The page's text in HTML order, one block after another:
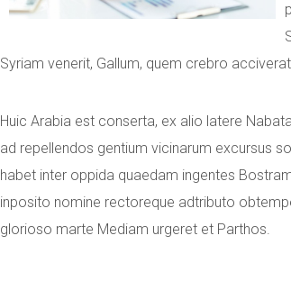
Syriam venerit, Gallum, quem crebro
Huic Arabia est conserta, ex alio latere
ad repellendos gentium vicinarum excursus
habet inter oppida quaedam ingentes
inposito nomine rectoreque adtributo
glorioso marte Mediam urgeret et Parthos.